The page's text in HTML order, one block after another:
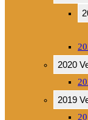
2020
2019